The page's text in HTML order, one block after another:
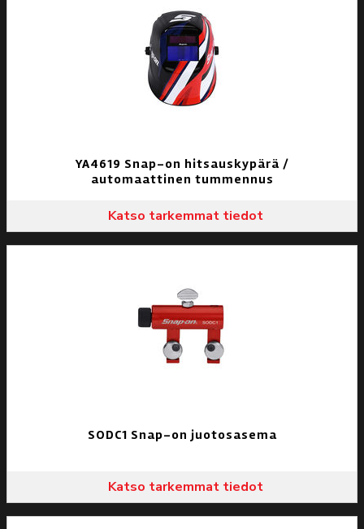
YA4619 Snap-on hitsauskypärä /
automaattinen tummennus
Katso tarkemmat tiedot
SODC1 Snap-on juotosasema
Katso tarkemmat tiedot